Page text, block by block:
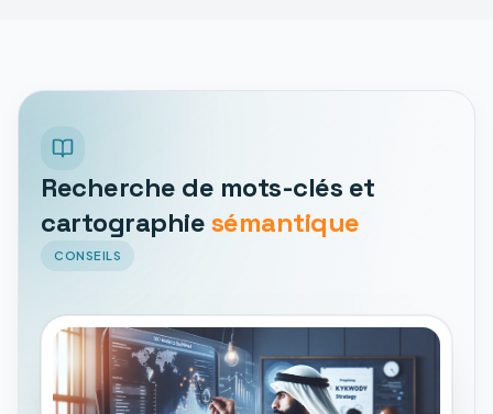
Recherche de mots-clés et
cartographiesémantique
CONSEILS